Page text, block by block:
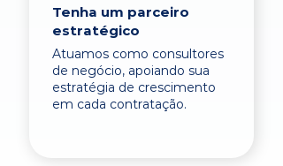
Tenha um parceiro
estratégico
Atuamos como consultores
de negócio, apoiando sua
estratégia de crescimento
em cada contratação.